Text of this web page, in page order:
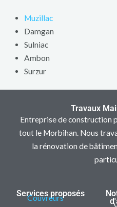
Muzillac
Damgan
Sulniac
Ambon
Surzur
Travaux
Entreprise de construction
tout le Morbihan. Nous
la rénovation de
Services proposés
Couvreurs